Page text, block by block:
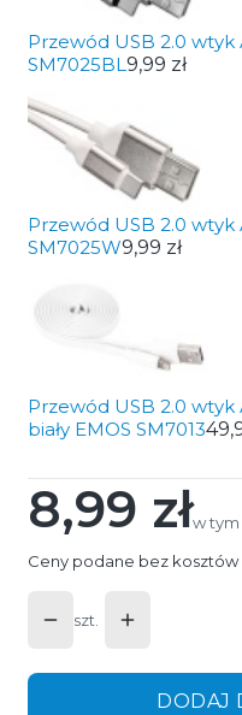
Przewód USB 2.0 wtyk
SM7025BL9,99 zł
Przewód USB 2.0 wtyk
SM7025W9,99 zł
Przewód USB 2.0 wtyk
biały EMOS SM7013
Cena
8,99 złw tym
w tym
Ceny podane bez kosztów
szt.
DODAJ